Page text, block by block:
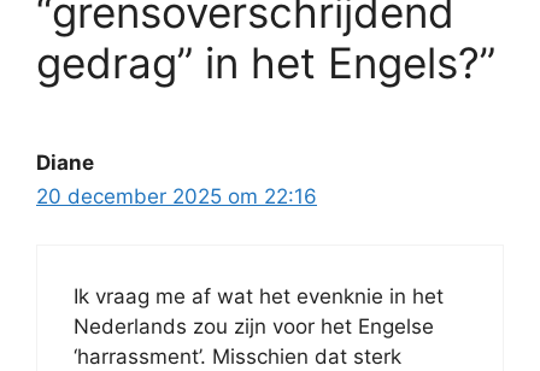
“grensoverschrijdend
gedrag” in het Engels?”
Diane
20 december 2025 om 22:16
Ik vraag me af wat het evenknie in het
Nederlands zou zijn voor het Engelse
‘harrassment’. Misschien dat sterk